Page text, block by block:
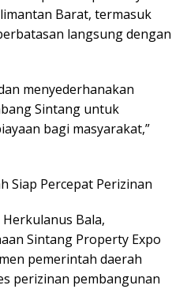
Barat, termasuk
langsung dengan
menyederhanakan
Sintang untuk
bagi masyarakat,”
Siap Percepat Perizinan
Bala,
Sintang Property Expo
pemerintah daerah
perizinan pembangunan